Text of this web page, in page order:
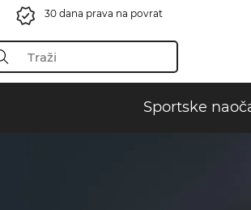
30 dana prava na povrat
Sportske